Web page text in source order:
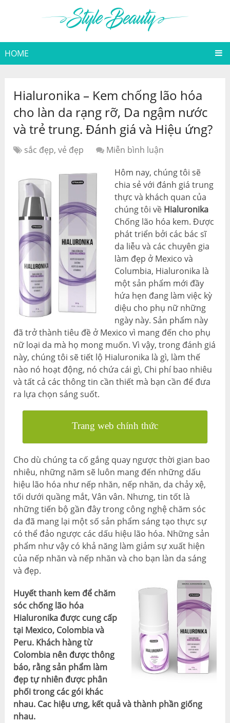
HOME
Hialuronika – Kem chống lão hóa
cho làn da rạng rỡ, Da ngậm nước
và trẻ trung. Đánh giá và Hiệu ứng?
sắc đẹp, vẻ đẹp
Miễn bình luận
Hôm nay, chúng tôi sẽ
chia sẻ với đánh giá trung
thực và khách quan của
chúng tôi về Hialuronika
Chống lão hóa kem. Được
phát triển bởi các bác sĩ
da liễu và các chuyên gia
làm đẹp ở Mexico và
Columbia, Hialuronika là
một sản phẩm mới đầy
hứa hẹn đang làm việc kỳ
diệu cho phụ nữ những
ngày này. Sản phẩm này
đã trở thành tiêu đề ở Mexico vì mang đến cho phụ
nữ loại da mà họ mong muốn. Vì vậy, trong đánh giá
này, chúng tôi sẽ tiết lộ Hialuronika là gì, làm thế
nào nó hoạt động, nó chứa cái gì, Chi phí bao nhiêu
và tất cả các thông tin cần thiết mà bạn cần để đưa
ra lựa chọn sáng suốt.
Trang web chính thức
Cho dù chúng ta cố gắng quay ngược thời gian bao
nhiêu, những năm sẽ luôn mang đến những dấu
hiệu lão hóa như nếp nhăn, nếp nhăn, da chảy xệ,
tối dưới quầng mắt, Vân vân. Nhưng, tin tốt là
những tiến bộ gần đây trong công nghệ chăm sóc
da đã mang lại một số sản phẩm sáng tạo thực sự
có thể đảo ngược các dấu hiệu lão hóa. Những sản
phẩm như vậy có khả năng làm giảm sự xuất hiện
của nếp nhăn và nếp nhăn và cho bạn làn da sáng
và đẹp.
Huyết thanh kem để chăm
sóc chống lão hóa
Hialuronika được cung cấp
tại Mexico, Colombia và
Peru. Khách hàng từ
Colombia nên được thông
báo, rằng sản phẩm làm
đẹp tự nhiên được phân
phối trong các gói khác
nhau. Cac hiệu ưng, kết quả và thành phần giống
nhau.